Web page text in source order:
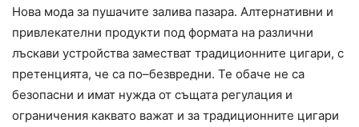
Нова мода за пушачите залива пазара. Алтернативни и
привлекателни продукти под формата на различни
лъскави устройства заместват традиционните цигари, с
претенцията, че са по–безвредни. Те обаче не са
безопасни и имат нужда от същата регулация и
ограничения каквато важат и за традиционните цигари